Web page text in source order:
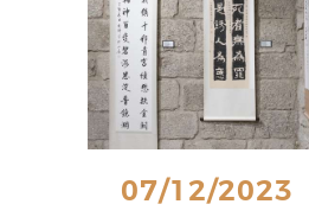
07/12/2023